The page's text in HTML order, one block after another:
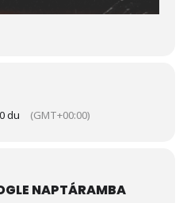
du (GMT+00:00)
NAPTÁRAMBA